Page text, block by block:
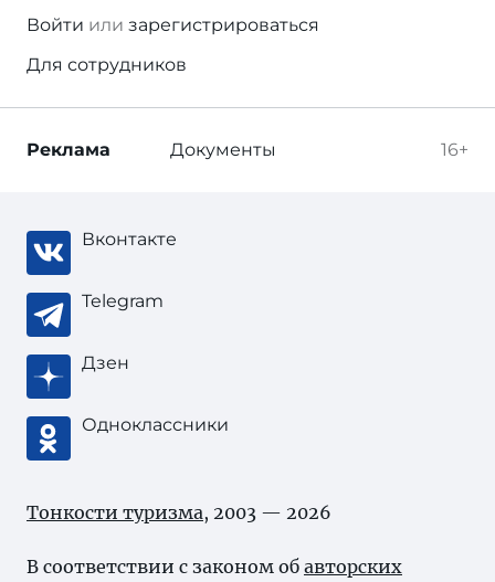
Войти или зарегистрироваться
Для сотрудников
16+
Реклама Документы
Вконтакте
Telegram
Дзен
Одноклассники
Тонкости туризма, 2003 — 2026
В соответствии с законом об авторских